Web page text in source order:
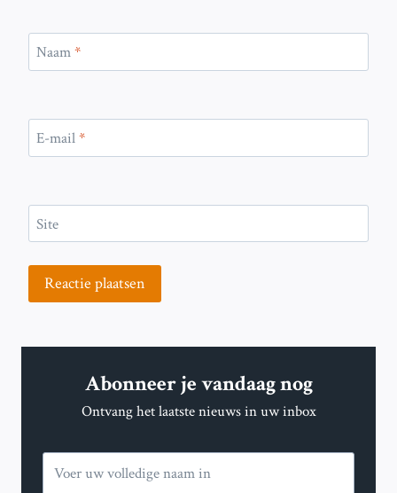
Naam*
E-mail*
Site
Abonneer je vandaag nog
Ontvang het laatste nieuws in uw inbox